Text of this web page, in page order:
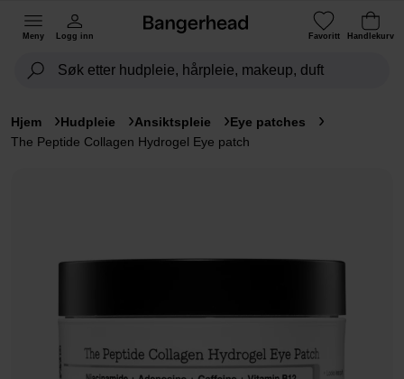
Meny Logg inn Favoritt Handlekurv
Hjem Hudpleie Ansiktspleie
Eye patches
The Peptide Collagen Hydrogel Eye patch